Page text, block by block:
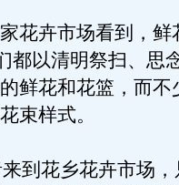
卉市场看到，鲜
都以清明祭扫、思
鲜花和花篮，而不
束样式。
花乡花卉市场，